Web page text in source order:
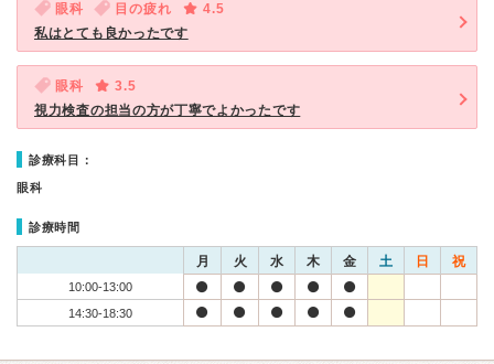
眼科 目の疲れ
4.5
私はとても良かったです
眼科
3.5
視力検査の担当の方が丁寧でよかったです
診療科目：
眼科
診療時間
月 火 水 木 金 土 日 祝
10:00-13:00
14:30-18:30